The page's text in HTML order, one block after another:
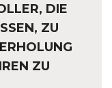
DIE
ZU
ZU